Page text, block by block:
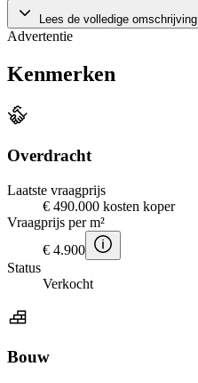
Lees de volledige omschrijving
Advertentie
Kenmerken
Overdracht
Laatste vraagprijs
€ 490.000 kosten koper
Vraagprijs per m²
€ 4.900
Status
Verkocht
Bouw